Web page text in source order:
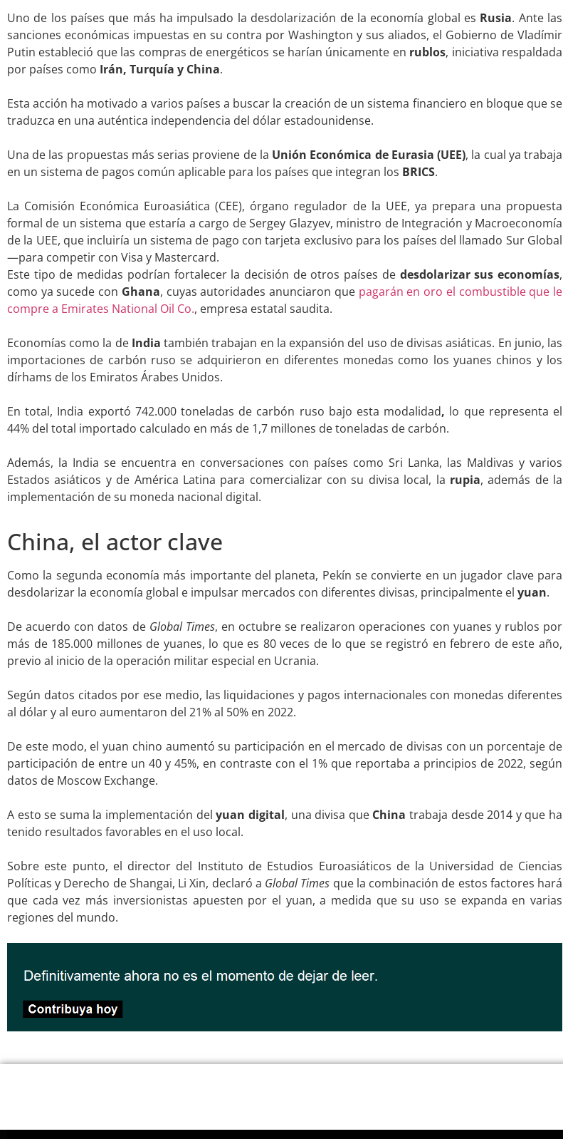
Uno de los países que más ha impulsado la desdolarización de la economía global es Rusia. Ante las
sanciones económicas impuestas en su contra por Washington y sus aliados, el Gobierno de Vladímir
Putin estableció que las compras de energéticos se harían únicamente en rublos, iniciativa respaldada
por países como Irán, Turquía y China.
Esta acción ha motivado a varios países a buscar la creación de un sistema financiero en bloque que se
traduzca en una auténtica independencia del dólar estadounidense.
Una de las propuestas más serias proviene de la Unión Económica de Eurasia (UEE), la cual ya trabaja
en un sistema de pagos común aplicable para los países que integran los BRICS.
La Comisión Económica Euroasiática (CEE), órgano regulador de la UEE, ya prepara una propuesta
formal de un sistema que estaría a cargo de Sergey Glazyev, ministro de Integración y Macroeconomía
de la UEE, que incluiría un sistema de pago con tarjeta exclusivo para los países del llamado Sur Global
—para competir con Visa y Mastercard.
Este tipo de medidas podrían fortalecer la decisión de otros países de desdolarizar sus economías,
como ya sucede con Ghana, cuyas autoridades anunciaron que pagarán en oro el combustible que le
compre a Emirates National Oil Co., empresa estatal saudita.
Economías como la de Indiatambién trabajan en la expansión del uso de divisas asiáticas. En junio, las
importaciones de carbón ruso se adquirieron en diferentes monedas como los yuanes chinos y los
dírhams de los Emiratos Árabes Unidos.
En total, India exportó 742.000 toneladas de carbón ruso bajo esta modalidad, lo que representa el
44% del total importado calculado en más de 1,7 millones de toneladas de carbón.
Además, la India se encuentra en conversaciones con países como Sri Lanka, las Maldivas y varios
Estados asiáticos y de América Latina para comercializar con su divisa local, la rupia, además de la
implementación de su moneda nacional digital.
China, el actor clave
Como la segunda economía más importante del planeta, Pekín se convierte en un jugador clave para
desdolarizar la economía global e impulsar mercados con diferentes divisas, principalmente el yuan.
De acuerdo con datos de Global Times, en octubre se realizaron operaciones con yuanes y rublos por
más de 185.000 millones de yuanes, lo que es 80 veces de lo que se registró en febrero de este año,
previo al inicio de la operación militar especial en Ucrania.
Según datos citados por ese medio, las liquidaciones y pagos internacionales con monedas diferentes
al dólar y al euro aumentaron del 21% al 50% en 2022.
De este modo, el yuan chino aumentó su participación en el mercado de divisas con un porcentaje de
participación de entre un 40 y 45%, en contraste con el 1% que reportaba a principios de 2022, según
datos de Moscow Exchange.
A esto se suma la implementación del yuan digital, una divisa que China trabaja desde 2014 y que ha
tenido resultados favorables en el uso local.
Sobre este punto, el director del Instituto de Estudios Euroasiáticos de la Universidad de Ciencias
Políticas y Derecho de Shangai, Li Xin, declaró a Global Times que la combinación de estos factores hará
que cada vez más inversionistas apuesten por el yuan, a medida que su uso se expanda en varias
regiones del mundo.